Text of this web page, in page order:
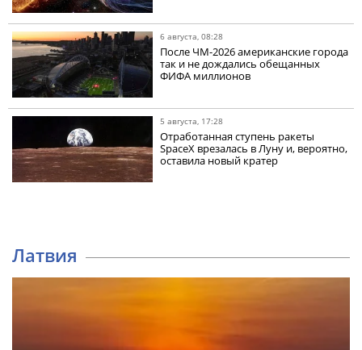
6 августа, 08:28
После ЧМ-2026 американские города
так и не дождались обещанных
ФИФА миллионов
5 августа, 17:28
Отработанная ступень ракеты
SpaceX врезалась в Луну и, вероятно,
оставила новый кратер
Латвия